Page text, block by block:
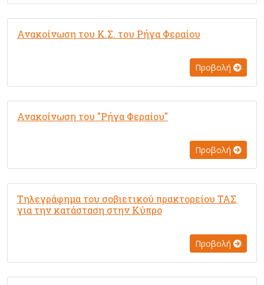
Ανακοίνωση του Κ.Σ. του Ρήγα Φεραίου
Προβολή
Ανακοίνωση του "Ρήγα Φεραίου"
Προβολή
Τηλεγράφημα του σοβιετικού πρακτορείου ΤΑΣ
για την κατάσταση στην Κύπρο
Προβολή